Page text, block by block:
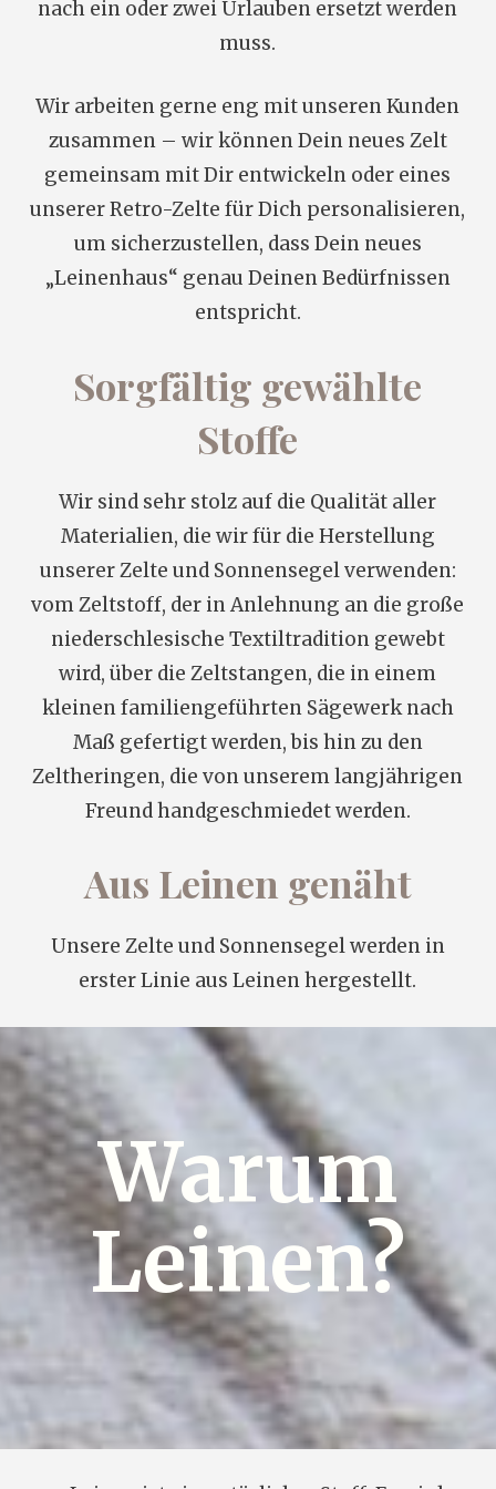
nach ein oder zwei Urlauben ersetzt werden
muss.
Wir arbeiten gerne eng mit unseren Kunden
zusammen – wir können Dein neues Zelt
gemeinsam mit Dir entwickeln oder eines
unserer Retro-Zelte für Dich personalisieren,
um sicherzustellen, dass Dein neues
„Leinenhaus“ genau Deinen Bedürfnissen
entspricht.
Sorgfältig gewählte
Stoffe
Wir sind sehr stolz auf die Qualität aller
Materialien, die wir für die Herstellung
unserer Zelte und Sonnensegel verwenden:
vom Zeltstoff, der in Anlehnung an die große
niederschlesische Textiltradition gewebt
wird, über die Zeltstangen, die in einem
kleinen familiengeführten Sägewerk nach
Maß gefertigt werden, bis hin zu den
Zeltheringen, die von unserem langjährigen
Freund handgeschmiedet werden.
Aus Leinen genäht
Unsere Zelte und Sonnensegel werden in
erster Linie aus Leinen hergestellt.
Warum
Leinen?